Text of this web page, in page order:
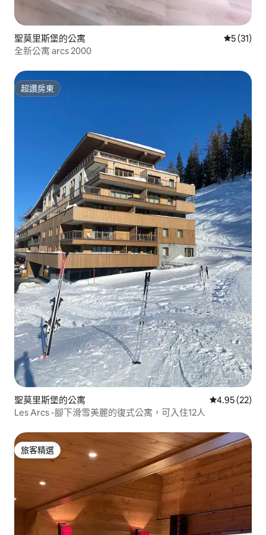
聖莫里斯堡的公寓 從 31 則
5 (31)
全新公寓 arcs 2000
超讚房東
超讚房東
聖莫里斯堡的公寓 從 22 則評價
4.95 (22)
Les Arcs -腳下滑雪美麗的復式公寓，可入住12人
旅客精選
旅客精選